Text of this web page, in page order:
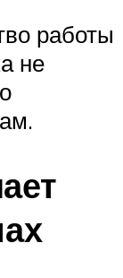
работы
не